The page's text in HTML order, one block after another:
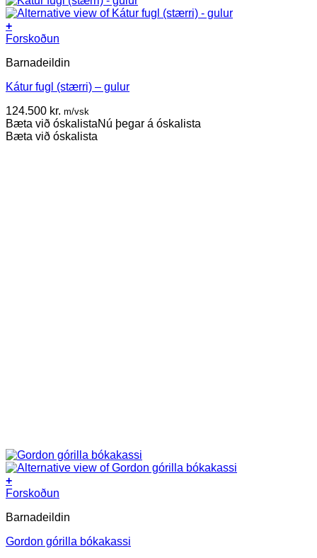
+
Forskoðun
Barnadeildin
Kátur fugl (stærri) – gulur
124.500 kr. m/vsk
Bæta við óskalistaNú þegar á óskalista
Bæta við óskalista
+
Forskoðun
Barnadeildin
Gordon górilla bókakassi